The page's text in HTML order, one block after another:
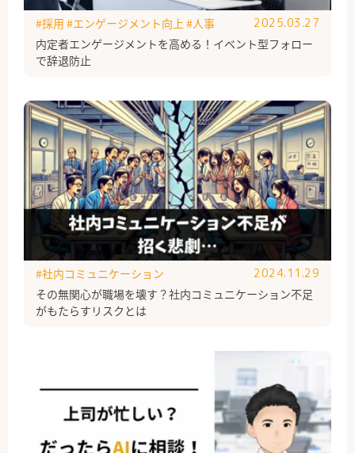
内定者エンゲージメントを高める！イベント型フォロー
で辞退防止
#採用 #エンゲージメント向上 #人事 2025.03.27
その無関心が職場を壊す？社内コミュニケーション不足
がもたらすリスクとは
#社内コミュニケーション 2024.11.29